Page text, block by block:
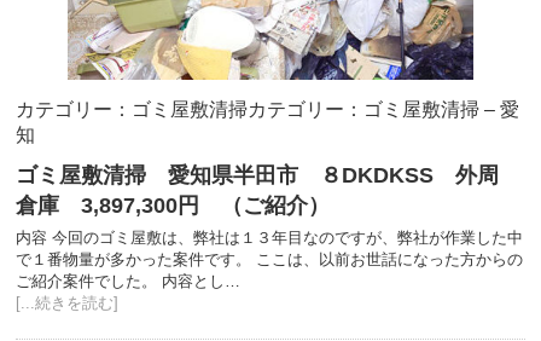
カテゴリー：ゴミ屋敷清掃カテゴリー：ゴミ屋敷清掃 – 愛
知
ゴミ屋敷清掃 愛知県半田市 ８DKDKSS 外周
倉庫 3,897,300円 （ご紹介）
内容 今回のゴミ屋敷は、弊社は１３年目なのですが、弊社が作業した中
で１番物量が多かった案件です。 ここは、以前お世話になった方からの
ご紹介案件でした。 内容とし…
[...続きを読む]